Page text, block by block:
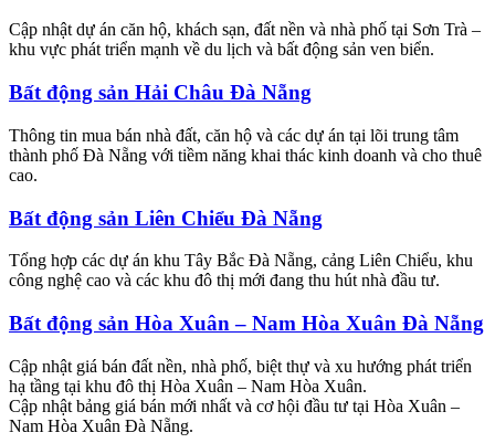
Cập nhật dự án căn hộ, khách sạn, đất nền và nhà phố tại Sơn Trà –
khu vực phát triển mạnh về du lịch và bất động sản ven biển.
Bất động sản Hải Châu Đà Nẵng
Thông tin mua bán nhà đất, căn hộ và các dự án tại lõi trung tâm
thành phố Đà Nẵng với tiềm năng khai thác kinh doanh và cho thuê
cao.
Bất động sản Liên Chiểu Đà Nẵng
Tổng hợp các dự án khu Tây Bắc Đà Nẵng, cảng Liên Chiểu, khu
công nghệ cao và các khu đô thị mới đang thu hút nhà đầu tư.
Bất động sản Hòa Xuân – Nam Hòa Xuân Đà Nẵng
Cập nhật giá bán đất nền, nhà phố, biệt thự và xu hướng phát triển
hạ tầng tại khu đô thị Hòa Xuân – Nam Hòa Xuân.
Cập nhật bảng giá bán mới nhất và cơ hội đầu tư tại Hòa Xuân –
Nam Hòa Xuân Đà Nẵng.